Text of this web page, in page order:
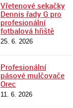
Vřetenové sekačky
Dennis řady G pro
profesionální
fotbalová hřiště
25. 6. 2026
Profesionální
pásové mulčovače
Orec
11. 6. 2026